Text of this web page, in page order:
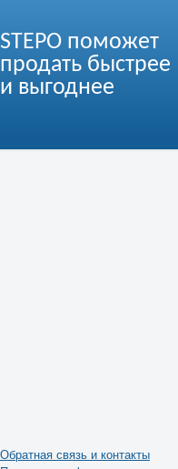
STEPO поможет
продать быстрее
и выгоднее
Обратная связь и контакты